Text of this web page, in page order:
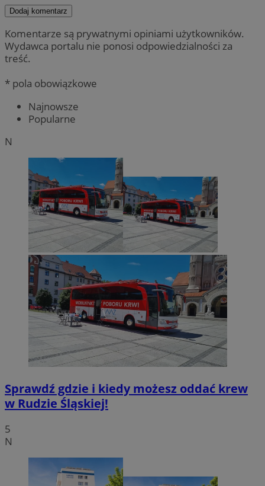
Dodaj komentarz
Komentarze są prywatnymi opiniami użytkowników.
Wydawca portalu nie ponosi odpowiedzialności za
treść.
* pola obowiązkowe
Najnowsze
Popularne
N
Sprawdź gdzie i kiedy możesz oddać krew
w Rudzie Śląskiej!
5
N